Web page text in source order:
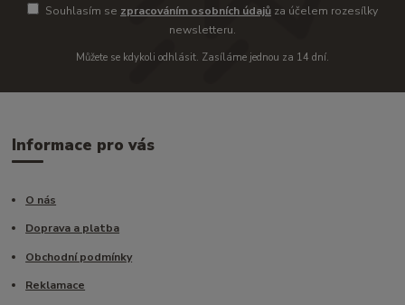
Souhlasím se zpracováním osobních údajůza účelem rozesílky
newsletteru.
Můžete se kdykoli odhlásit. Zasíláme jednou za 14 dní.
Informace pro vás
O nás
Doprava a platba
Obchodní podmínky
Reklamace